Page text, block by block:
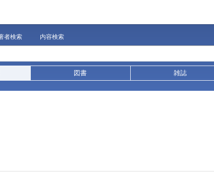
者検索 内容検索
図書 雑誌